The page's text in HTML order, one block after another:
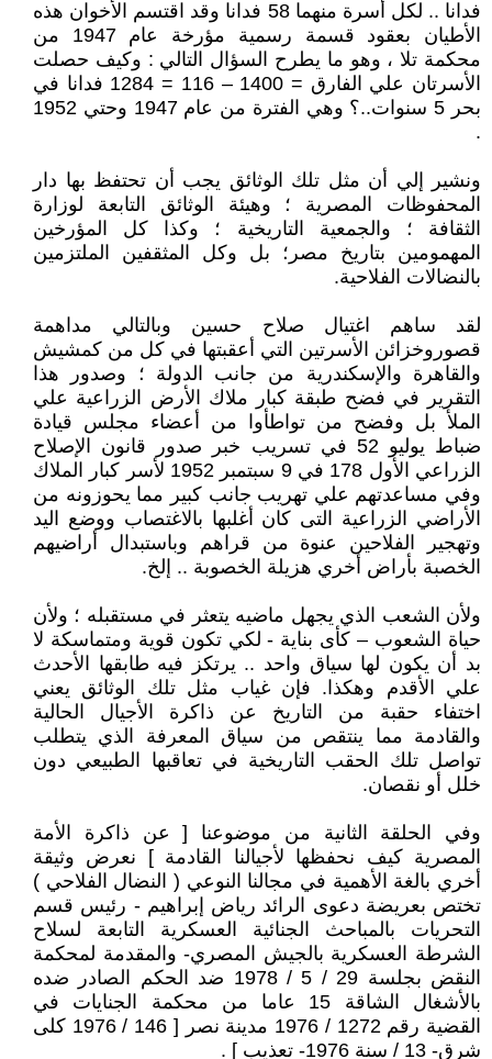
فدانا .. لكل أسرة منهما 58 فدانا وقد اقتسم الأخوان هذه
الأطيان بعقود قسمة رسمية مؤرخة عام 1947 من
محكمة تلا ، وهو ما يطرح السؤال التالي : وكيف حصلت
الأسرتان علي الفارق = 1400 – 116 = 1284 فدانا في
بحر 5 سنوات..؟ وهي الفترة من عام 1947 وحتي 1952
.
ونشير إلي أن مثل تلك الوثائق يجب أن تحتفظ بها دار
المحفوظات المصرية ؛ وهيئة الوثائق التابعة لوزارة
الثقافة ؛ والجمعية التاريخية ؛ وكذا كل المؤرخين
المهمومين بتاريخ مصر؛ بل وكل المثقفين الملتزمين
بالنضالات الفلاحية.
لقد ساهم اغتيال صلاح حسين وبالتالي مداهمة
قصوروخزائن الأسرتين التي أعقبتها في كل من كمشيش
والقاهرة والإسكندرية من جانب الدولة ؛ وصدور هذا
التقرير في فضح طبقة كبار ملاك الأرض الزراعية علي
الملأ بل وفضح من تواطأوا من أعضاء مجلس قيادة
ضباط يوليو 52 في تسريب خبر صدور قانون الإصلاح
الزراعي الأول 178 في 9 سبتمبر 1952 لأسر كبار الملاك
وفي مساعدتهم علي تهريب جانب كبير مما يحوزونه من
الأراضي الزراعية التى كان أغلبها بالاغتصاب ووضع اليد
وتهجير الفلاحين عنوة من قراهم وباستبدال أراضيهم
الخصبة بأراض أخري هزيلة الخصوبة .. إلخ.
ولأن الشعب الذي يجهل ماضيه يتعثر في مستقبله ؛ ولأن
حياة الشعوب – كأى بناية - لكي تكون قوية ومتماسكة لا
بد أن يكون لها سياق واحد .. يرتكز فيه طابقها الأحدث
علي الأقدم وهكذا. فإن غياب مثل تلك الوثائق يعني
اختفاء حقبة من التاريخ عن ذاكرة الأجيال الحالية
والقادمة مما ينتقص من سياق المعرفة الذي يتطلب
تواصل تلك الحقب التاريخية في تعاقبها الطبيعي دون
خلل أو نقصان.
وفي الحلقة الثانية من موضوعنا [ عن ذاكرة الأمة
المصرية كيف نحفظها لأجيالنا القادمة ] نعرض وثيقة
أخري بالغة الأهمية في مجالنا النوعي ( النضال الفلاحي )
تختص بعريضة دعوى الرائد رياض إبراهيم - رئيس قسم
التحريات بالمباحث الجنائية العسكرية التابعة لسلاح
الشرطة العسكرية بالجيش المصري- والمقدمة لمحكمة
النقض بجلسة 29 / 5 / 1978 ضد الحكم الصادر ضده
بالأشغال الشاقة 15 عاما من محكمة الجنايات في
القضية رقم 1272 / 1976 مدينة نصر [ 146 / 1976 كلى
شرق- 13 / سنة 1976- تعذيب ] .